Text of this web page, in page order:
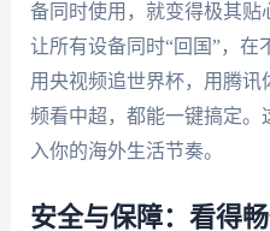
备同时使用，就变得极其
让所有设备同时“回国”，在
用央视频追世界杯，用腾
频看中超，都能一键搞定。
入你的海外生活节奏。
安全与保障：看得